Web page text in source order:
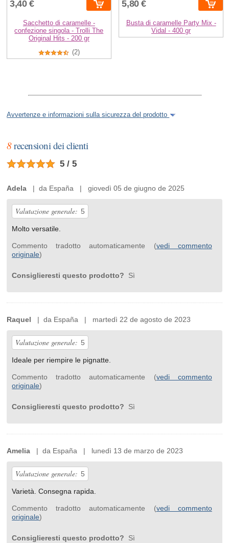
3,40 €
Sacchetto di caramelle -
confezione singola - Trolli The
Original Hits - 200 gr
(2)
5,80 €
Busta di caramelle Party Mix -
Vidal - 400 gr
Avvertenze e informazioni sulla sicurezza del prodotto
8recensioni dei clienti
5 / 5
Adela | da España | giovedì 05 de giugno de 2025
Valutazione generale: 5
Molto versatile.
Commento tradotto automaticamente (vedi commento
originale)
Consiglieresti questo prodotto? Sì
Raquel | da España | martedì 22 de agosto de 2023
Valutazione generale: 5
Ideale per riempire le pignatte.
Commento tradotto automaticamente (vedi commento
originale)
Consiglieresti questo prodotto? Sì
Amelia | da España | lunedì 13 de marzo de 2023
Valutazione generale: 5
Varietà. Consegna rapida.
Commento tradotto automaticamente (vedi commento
originale)
Consiglieresti questo prodotto? Sì